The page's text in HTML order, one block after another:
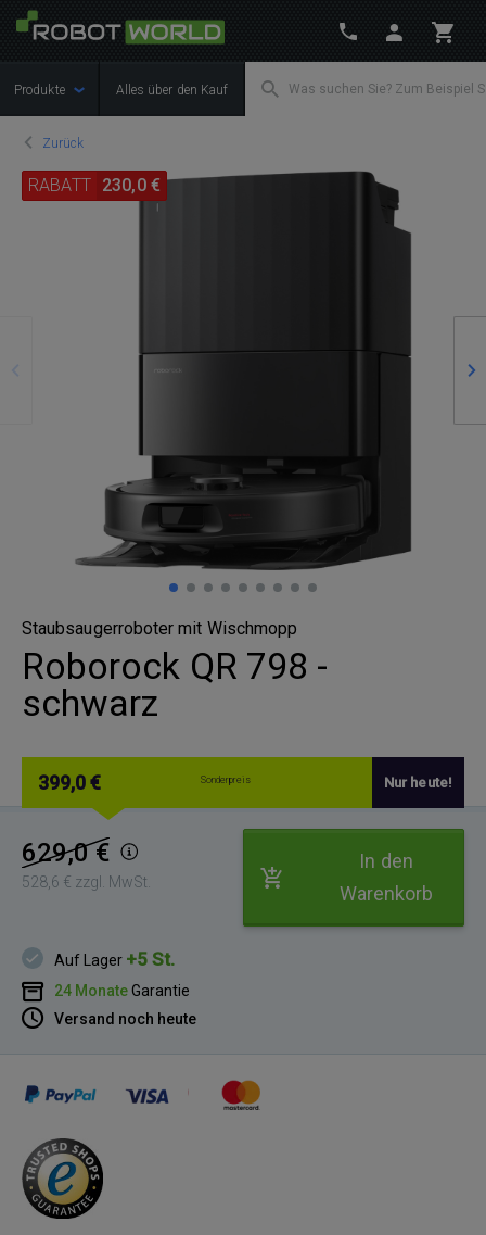
Produkte Alles über den Kauf
Zurück
RABATT 230,0 €
Staubsaugerroboter mit Wischmopp
Roborock QR 798 -
schwarz
399,0 € Sonderpreis Nur heute!
629,0 €
528,6 € zzgl. MwSt.
In den
Warenkorb
Auf Lager +5 St.
24 MonateGarantie
Versand noch heute